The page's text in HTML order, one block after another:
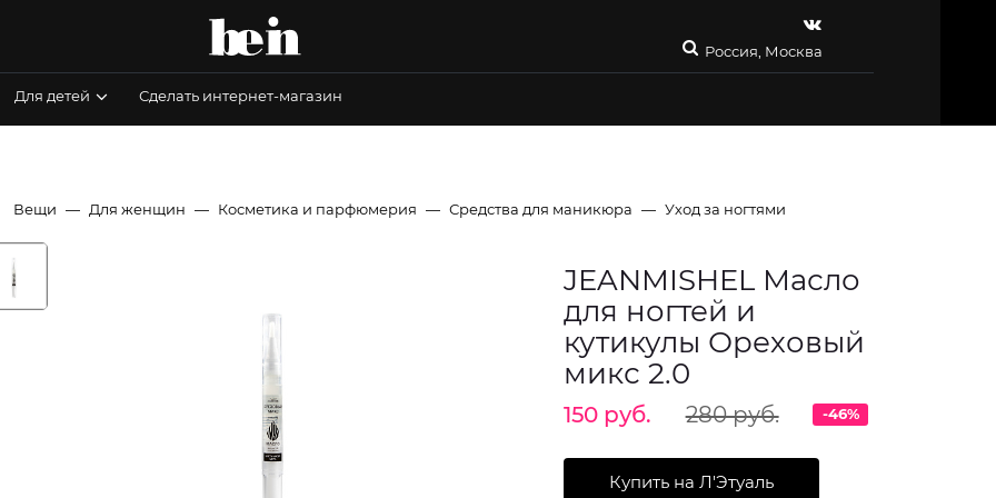
Россия, Москва
Для детей Сделать интернет-магазин
Вещи Для женщин Косметика и парфюмерия Средства для маникюра Уход за ногтями
JEANMISHEL Масло
для ногтей и
кутикулы Ореховый
микс 2.0
150 руб. 280 руб. -46%
Купить на Л'Этуаль